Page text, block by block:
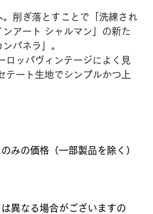
削ぎ落とすことで「洗練され
アート シャルマン」の新た
パネラ」。
ロッパヴィンテージによく見
テート生地でシンプルかつ上
みの価格（一部製品を除く）
異なる場合がございますの